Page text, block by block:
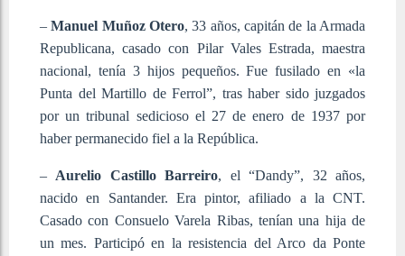
–Manuel Muñoz Otero, 33 años, capitán de la Armada
Republicana, casado con Pilar Vales Estrada, maestra
nacional, tenía 3 hijos pequeños. Fue fusilado en «la
Punta del Martillo de Ferrol”, tras haber sido juzgados
por un tribunal sedicioso el 27 de enero de 1937 por
haber permanecido fiel a la República.
– Aurelio Castillo Barreiro, el “Dandy”, 32 años,
nacido en Santander. Era pintor, afiliado a la CNT.
Casado con Consuelo Varela Ribas, tenían una hija de
un mes. Participó en la resistencia del Arco da Ponte